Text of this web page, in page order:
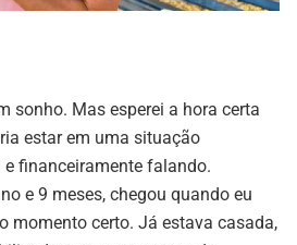
sonho. Mas esperei a hora certa
estar em uma situação
financeiramente falando.
e 9 meses, chegou quando eu
momento certo. Já estava casada,